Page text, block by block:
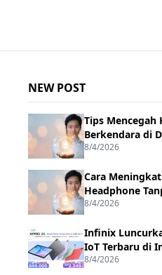
NEW POST
Tips Mencegah
Berkendara di
8/4/2026
Cara
Headphone
8/4/2026
Infinix
IoT Terbaru di
8/4/2026